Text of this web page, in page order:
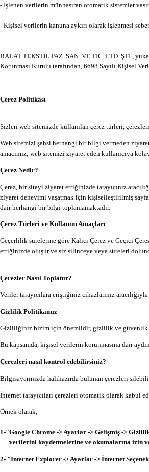
- İşlenen verilerin münhasıran otomatik sistemler
- Kişisel verilerin kanuna aykırı olarak işlenmesi
BALAT TEKSTİL PAZ. SAN. VE TİC. LTD. ŞTİ.,
Korunması Kurulu tarafından, 6698 Sayılı Kişisel
Çerez Politikası
Sizleri web sitemizde kullanılan çerez türleri,
Web sitemizi şahsi herhangi bir bilgi vermeden
amacımız; web sitemizi ziyaret eden kullanıcıya
Çerez Nedir?
Çerez, bir siteyi ziyaret ettiğinizde tarayıcınız
ziyaret deneyimi yaşatmak için kişiselleştirilmiş
dair herhangi bir bilgi toplamamaktadır.
Çerez Türleri ve Kullanım Amaçları
Geçerlilik sürelerine göre Kalıcı Çerez ve Geçici
ettiğinizde oluşur ve siz silinceye veya süreleri
Çerezler Nasıl Toplanır?
Veriler tarayıcılara eriştiğiniz cihazlarınız
Gizlilik Politikamız
Gizliliğiniz bizim için önemlidir, gizlilik ve güvenlik
Bu kapsamda, kişisel verilerin korunmasına dair
Çerezleri nasıl kontrol edebilirsiniz?
Bilgisayarınızda halihazırda bulunan çerezleri
İnternet tarayıcıları çerezleri otomatik olarak kabul
Örnek olarak,
1-"Google Chrome -> Ayarlar -> Gelişmiş ->
verilerini kaydetmelerine ve okumalarına izin
2- "Internet Explorer -> Ayarlar -> İnternet